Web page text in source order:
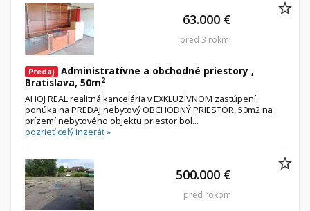
Byt
Garsónky
Dvojgarsónky
1-izbové
2-izbové
Dom
Chalupa
Pozemok
Predaj
Administratívne a obchodné priestory ,
Bratislava, 50m2
AHOJ REAL realitná kancelária v EXKLUZÍVNOM zastúpení
ponúka na PREDAJ nebytový OBCHODNÝ PRIESTOR, 50m2 na
prízemí nebytového objektu priestor bol...
pozrieť celý inzerát »
63.000 €
pred 3 rokmi
500.000 €
pred rokom